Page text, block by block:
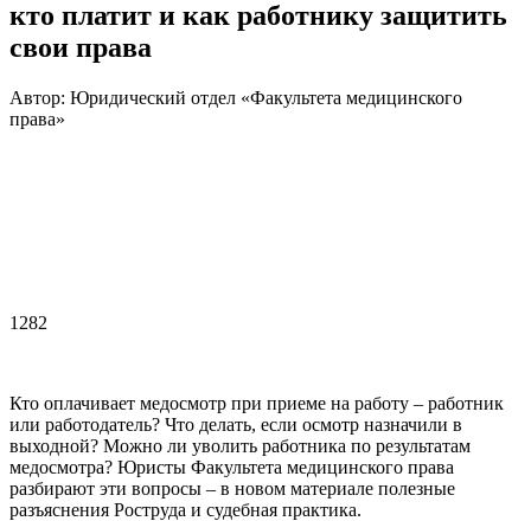
кто платит и как работнику защитить
свои права
Автор: Юридический отдел «Факультета медицинского
права»
1282
Кто оплачивает медосмотр при приеме на работу – работник
или работодатель? Что делать, если осмотр назначили в
выходной? Можно ли уволить работника по результатам
медосмотра? Юристы Факультета медицинского права
разбирают эти вопросы – в новом материале полезные
разъяснения Роструда и судебная практика.